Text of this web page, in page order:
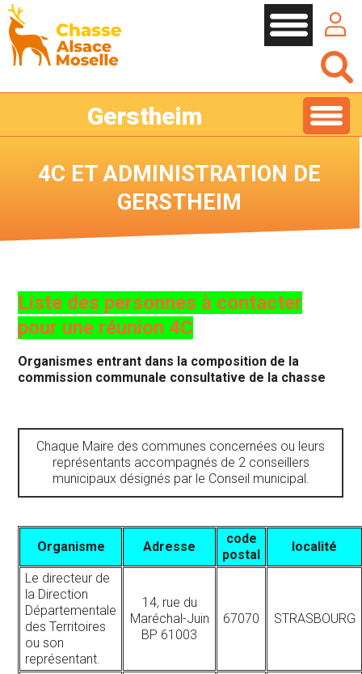
Gerstheim
4C ET ADMINISTRATION DE
GERSTHEIM
Liste des personnes à contacter
pour une réunion 4C
Organismes entrant dans la composition de la
commission communale consultative de la chasse
Chaque Maire des communes concernées ou leurs
représentants accompagnés de 2 conseillers
municipaux désignés par le Conseil municipal.
Organisme Adresse
code
postal
localité
Le directeur de
la Direction
Départementale
des Territoires
ou son
représentant.
14, rue du
Maréchal-Juin
BP 61003
67070 STRASBOURG
Cookies management panel